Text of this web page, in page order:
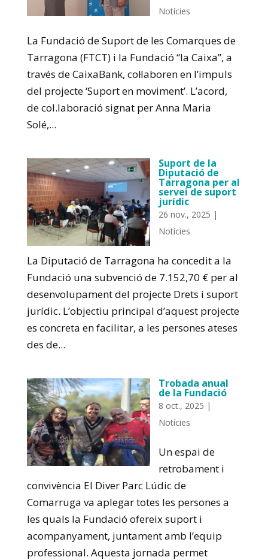
Notícies
La Fundació de Suport de les Comarques de
Tarragona (FTCT) i la Fundació “la Caixa”, a
través de CaixaBank, col·laboren en l’impuls
del projecte ‘Suport en moviment’. L’acord,
de col.laboració signat per Anna Maria
Solé,...
Suport de la
Diputació de
Tarragona per al
servei de suport
jurídic
26 nov., 2025 |
Notícies
La Diputació de Tarragona ha concedit a la
Fundació una subvenció de 7.152,70 € per al
desenvolupament del projecte Drets i suport
jurídic. L’objectiu principal d’aquest projecte
es concreta en facilitar, a les persones ateses
des de...
Trobada anual
de la Fundació
8 oct., 2025 |
Notícies
Un espai de
retrobament i
convivència El Diver Parc Lúdic de
Comarruga va aplegar totes les persones a
les quals la Fundació ofereix suport i
acompanyament, juntament amb l’equip
professional. Aquesta jornada permet